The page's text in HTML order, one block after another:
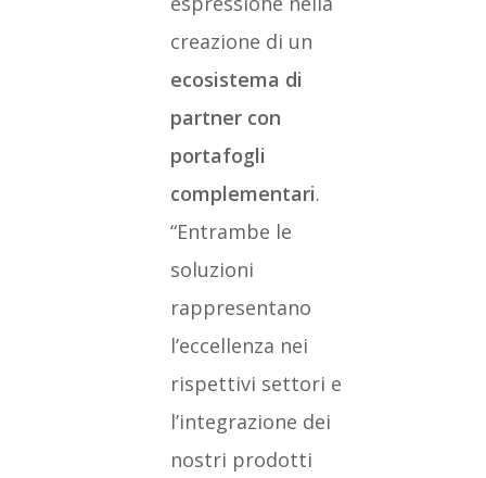
creazione di un
ecosistema di
partner con
portafogli
complementari.
“Entrambe le
soluzioni
rappresentano
l’eccellenza nei
rispettivi settori e
l’integrazione dei
nostri prodotti